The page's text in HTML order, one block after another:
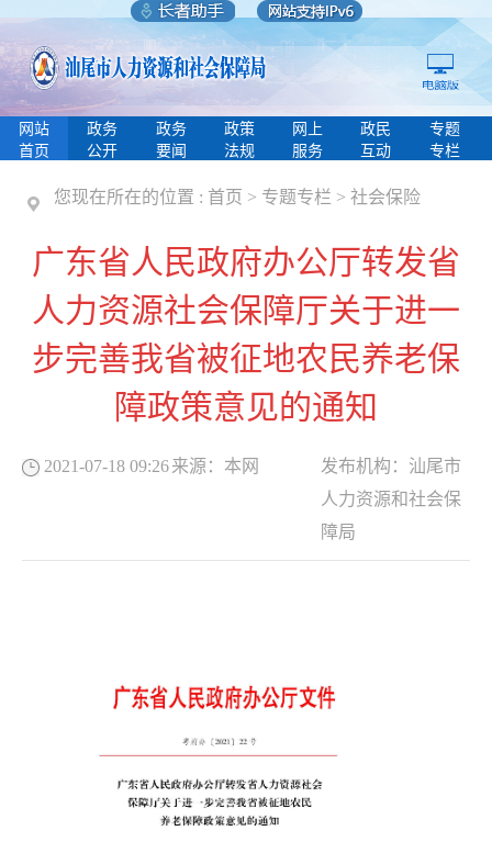
网站
首页
政务
公开
政务
要闻
政策
法规
网上
服务
政民
互动
专题
专栏
您现在所在的位置 : 首页 > 专题专栏 > 社会保险
广东省人民政府办公厅转发省
人力资源社会保障厅关于进一
步完善我省被征地农民养老保
障政策意见的通知
2021-07-18 09:26来源： 本网 发布机构： 汕尾市
人力资源和社会保
障局